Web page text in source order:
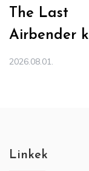
The Last
Airbender
2026.08.01.
Linkek